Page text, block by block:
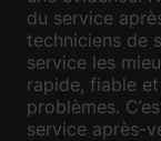
du service
techniciens de
service les
rapide, fiable
problèmes.
service après-